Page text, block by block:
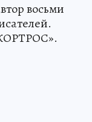
восьми